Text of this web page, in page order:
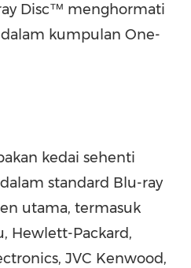
Disc™ menghormati
kumpulan One-
kedai sehenti
standard Blu-ray
utama, termasuk
Hewlett-Packard,
JVC Kenwood,